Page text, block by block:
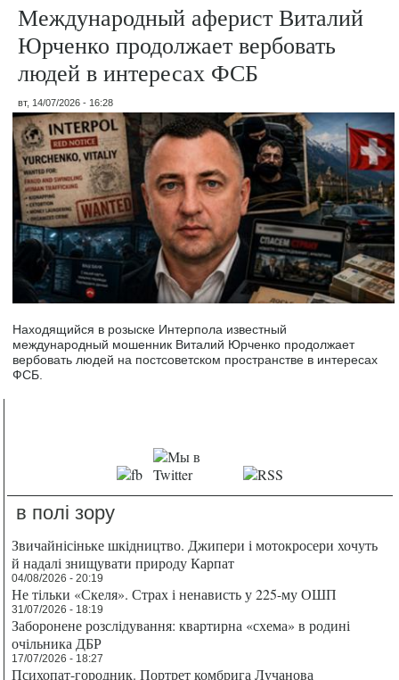
Международный аферист Виталий
Юрченко продолжает вербовать
людей в интересах ФСБ
вт, 14/07/2026 - 16:28
Находящийся в розыске Интерпола известный
международный мошенник Виталий Юрченко продолжает
вербовать людей на постсоветском пространстве в интересах
ФСБ.
в полі зору
Звичайнісіньке шкідництво. Джипери і мотокросери хочуть
й надалі знищувати природу Карпат
04/08/2026 - 20:19
Не тільки «Скеля». Страх і ненависть у 225-му ОШП
31/07/2026 - 18:19
Заборонене розслідування: квартирна «схема» в родині
очільника ДБР
17/07/2026 - 18:27
Психопат-городник. Портрет комбрига Лучанова